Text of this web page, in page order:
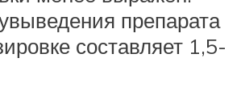
препарата
составляет 1,5-